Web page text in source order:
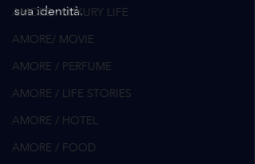
AMORE / LUXURY LIFE
AMORE/ MOVIE
AMORE / PERFUME
AMORE / LIFE STORIES
AMORE / HOTEL
AMORE / FOOD
sua identità.